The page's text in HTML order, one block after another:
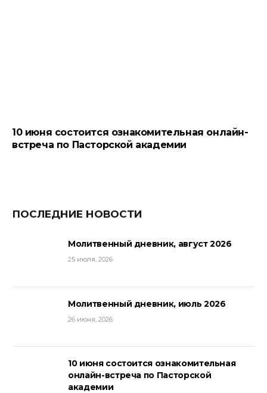
10 июня состоится ознакомительная онлайн-
встреча по Пасторской академии
ПОСЛЕДНИЕ НОВОСТИ
Молитвенный дневник, август 2026
25 июля, 2026
Молитвенный дневник, июль 2026
26 июня, 2026
10 июня состоится ознакомительная
онлайн-встреча по Пасторской
академии